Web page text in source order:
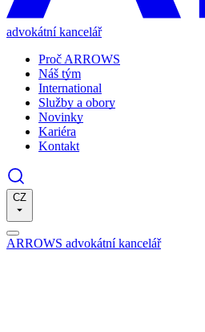
advokátní kancelář
Proč ARROWS
Náš tým
International
Služby a obory
Novinky
Kariéra
Kontakt
CZ
ARROWS advokátní kancelář